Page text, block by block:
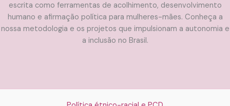
escrita como ferramentas de acolhimento, desenvolvimento
humano e afirmação política para mulheres-mães. Conheça a
nossa metodologia e os projetos que impulsionam a autonomia e
a inclusão no Brasil.